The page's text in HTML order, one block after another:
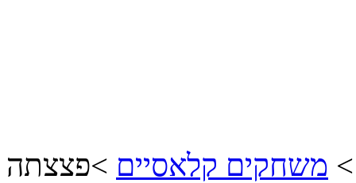
משחקים קלאסיים >פצצתה